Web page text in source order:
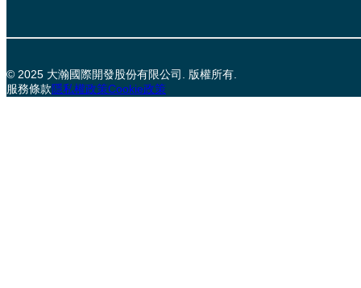
© 2025 大瀚國際開發股份有限公司. 版權所有.
服務條款隱私權政策Cookie政策